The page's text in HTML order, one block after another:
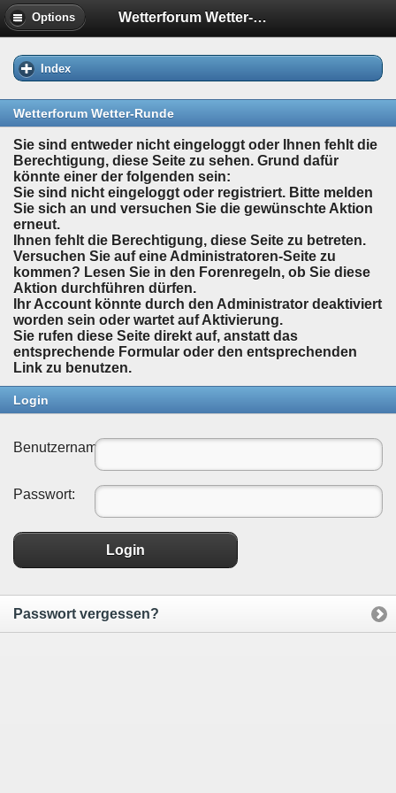
Options Wetterforum Wetter-Runde
Index
Wetterforum Wetter-Runde
Sie sind entweder nicht eingeloggt oder Ihnen fehlt die
Berechtigung, diese Seite zu sehen. Grund dafür
könnte einer der folgenden sein:
Sie sind nicht eingeloggt oder registriert. Bitte melden
Sie sich an und versuchen Sie die gewünschte Aktion
erneut.
Ihnen fehlt die Berechtigung, diese Seite zu betreten.
Versuchen Sie auf eine Administratoren-Seite zu
kommen? Lesen Sie in den Forenregeln, ob Sie diese
Aktion durchführen dürfen.
Ihr Account könnte durch den Administrator deaktiviert
worden sein oder wartet auf Aktivierung.
Sie rufen diese Seite direkt auf, anstatt das
entsprechende Formular oder den entsprechenden
Link zu benutzen.
Login
Benutzername:
Passwort:
Login
Passwort vergessen?